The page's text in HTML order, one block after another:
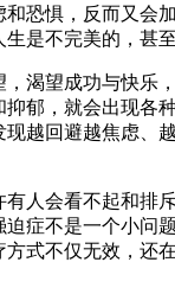
恐惧，反而又会
是不完美的，甚
渴望成功与快乐
郁，就会出现各
越回避越焦虑、
人会看不起和排
症不是一个小问
式不仅无效，还